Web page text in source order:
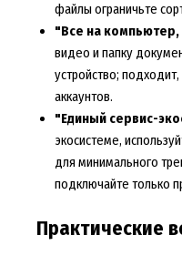
файлы ограничьте
"Все на компьютер,
видео и папку
устройство;
аккаунтов.
"Единый сервис-
экосистеме,
для минимального
подключайте только
Практические